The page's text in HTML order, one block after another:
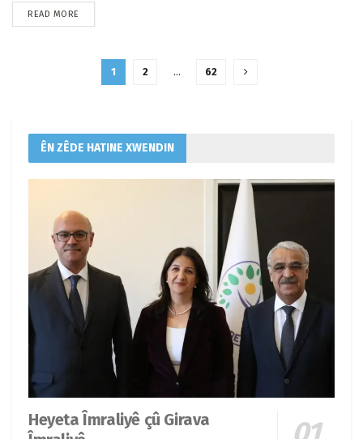
READ MORE
1 2 … 62
ÊN ZÊDE HATINE XWENDIN
Heyeta Îmraliyê çû Girava